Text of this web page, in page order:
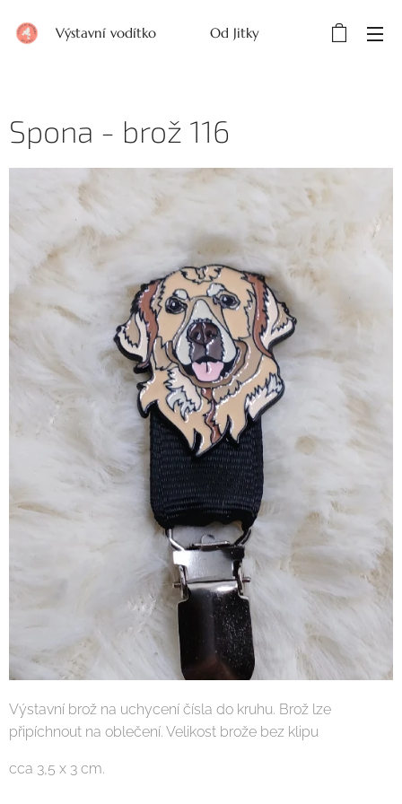
Výstavní vodítko Od Jitky
Spona - brož 116
Výstavní brož na uchycení čísla do kruhu. Brož lze
připíchnout na oblečení. Velikost brože bez klipu
cca 3,5 x 3 cm.